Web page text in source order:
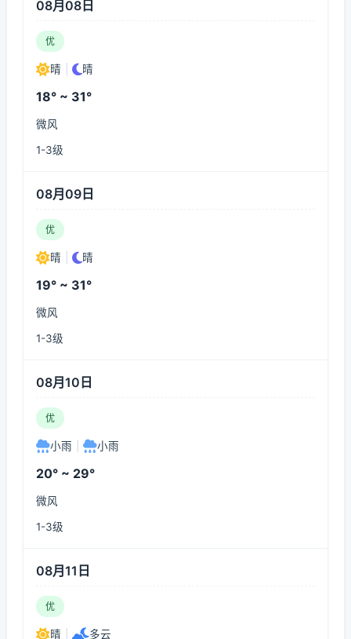
08月08日
优
晴 晴
18° ~ 31°
微风
1-3级
08月09日
优
晴 晴
19° ~ 31°
微风
1-3级
08月10日
优
小雨 小雨
20° ~ 29°
微风
1-3级
08月11日
优
晴 多云